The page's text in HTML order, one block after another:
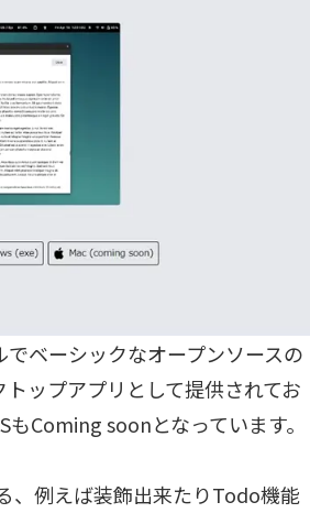
ベーシックなオープンソースの
ップアプリとして提供されてお
Coming soonとなっています。
、例えば装飾出来たりTodo機能